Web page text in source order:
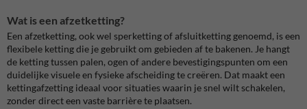
Wat is een afzetketting?
Een afzetketting, ook wel sperketting of afsluitketting genoemd, is een
flexibele ketting die je gebruikt om gebieden af te bakenen. Je hangt
de ketting tussen palen, ogen of andere bevestigingspunten om een
duidelijke visuele en fysieke afscheiding te creëren. Dat maakt een
kettingafzetting ideaal voor situaties waarin je snel wilt schakelen,
zonder direct een vaste barrière te plaatsen.